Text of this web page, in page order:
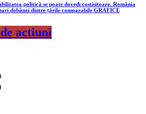
politică se poate dovedi costisitoare. România
dobânzi dintre țările comparabile GRAFICE
actiuni